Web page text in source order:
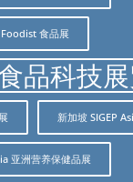
食品展
品科技
新加坡 SIGEP
亚洲营养保健品展